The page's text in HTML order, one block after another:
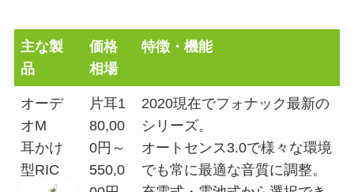
主な製
品
価格
相場
特徴・機能
オーデ
オM
耳かけ
型RIC
片耳1
80,00
0円～
550,0
2020現在でフォナック最新の
シリーズ。
オートセンス3.0で様々な環境
でも常に最適な音質に調整。